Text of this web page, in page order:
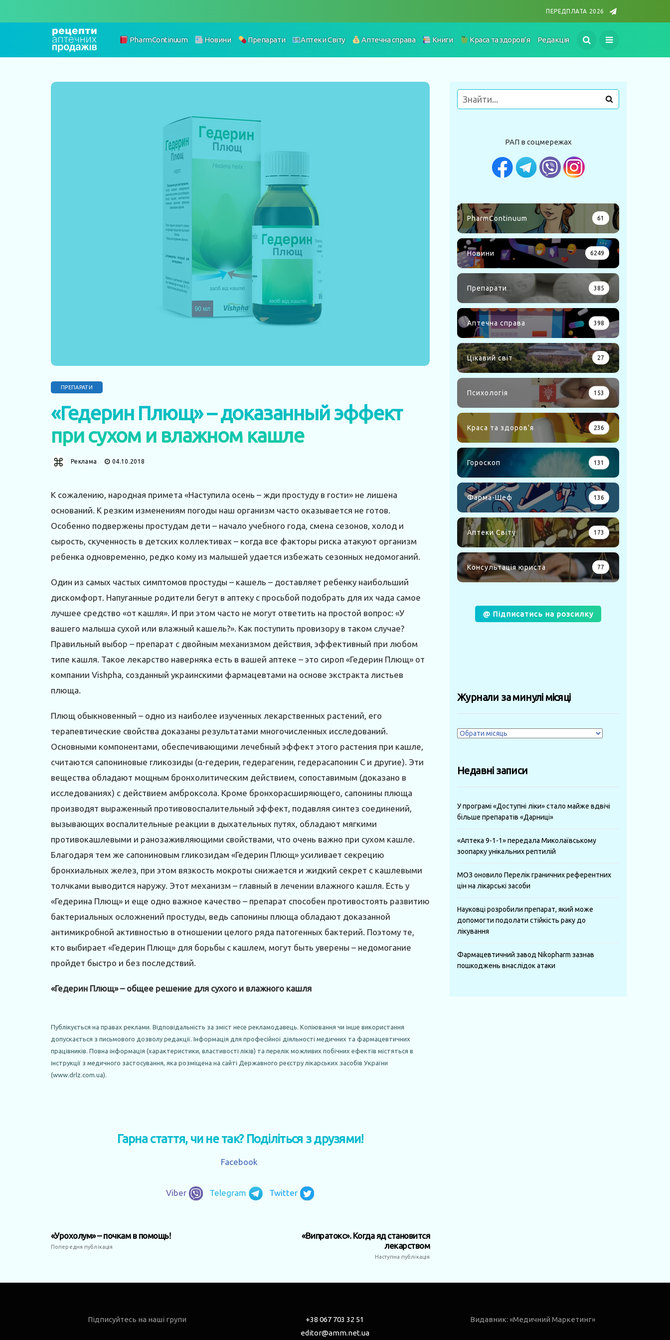
ПЕРЕДПЛАТА 2026
PharmContinuum Новини Препарати Аптеки Світу Аптечна справа Книги Краса та здоров’я Редакція
ПРЕПАРАТИ
«Гедерин Плющ» – доказанный эффект
при сухом и влажном кашле
Реклама 04.10.2018
К сожалению, народная примета «Наступила осень – жди простуду в гости» не лишена
оснований. К резким изменениям погоды наш организм часто оказывается не готов.
Особенно подвержены простудам дети – начало учебного года, смена сезонов, холод и
сырость, скученность в детских коллективах – когда все факторы риска атакуют организм
ребенка одновременно, редко кому из малышей удается избежать сезонных недомоганий.
Один из самых частых симптомов простуды – кашель – доставляет ребенку наибольший
дискомфорт. Напуганные родители бегут в аптеку с просьбой подобрать для их чада самое
лучшее средство «от кашля». И при этом часто не могут ответить на простой вопрос: «У
вашего малыша сухой или влажный кашель?». Как поступить провизору в таком случае?
Правильный выбор – препарат с двойным механизмом действия, эффективный при любом
типе кашля. Такое лекарство наверняка есть в вашей аптеке – это сироп «Гедерин Плющ» от
компании Vishpha, созданный украинскими фармацевтами на основе экстракта листьев
плюща.
Плющ обыкновенный – одно из наиболее изученных лекарственных растений, его
терапевтические свойства доказаны результатами многочисленных исследований.
Основными компонентами, обеспечивающими лечебный эффект этого растения при кашле,
считаются сапониновые гликозиды (α-гедерин, гедерагенин, гедерасапонин С и другие). Эти
вещества обладают мощным бронхолитическим действием, сопоставимым (доказано в
исследованиях) с действием амброксола. Кроме бронхорасширяющего, сапонины плюща
производят выраженный противовоспалительный эффект, подавляя синтез соединений,
вызывающих воспалительные реакции в дыхательных путях, обладают мягкими
противокашлевыми и ранозаживляющими свойствами, что очень важно при сухом кашле.
Благодаря тем же сапониновым гликозидам «Гедерин Плющ» усиливает секрецию
бронхиальных желез, при этом вязкость мокроты снижается и жидкий секрет с кашлевыми
толчками выводится наружу. Этот механизм – главный в лечении влажного кашля. Есть у
«Гедерина Плющ» и еще одно важное качество – препарат способен противостоять развитию
бактериальных осложнений простуды, ведь сапонины плюща обладают доказанной
антимикробной активностью в отношении целого ряда патогенных бактерий. Поэтому те,
кто выбирает «Гедерин Плющ» для борьбы с кашлем, могут быть уверены – недомогание
пройдет быстро и без последствий.
«Гедерин Плющ» – общее решение для сухого и влажного кашля
Публікується на правах реклами. Відповідальність за зміст несе рекламодавець. Копіювання чи інше використання
допускається з письмового дозволу редакції. Інформація для професійної діяльності медичних та фармацевтичних
працівників. Повна інформація (характеристики, властивості ліків) та перелік можливих побічних ефектів містяться в
інструкції з медичного застосування, яка розміщена на сайті Державного реєстру лікарських засобів України
(www.drlz.com.ua).
Гарна стаття, чи не так? Поділіться з друзями!
Facebook
Viber Telegram Twitter
«Урохолум» – почкам в помощь!
Попередня публікація
«Випратокс». Когда яд становится
лекарством
Наступна публікація
РАП в соцмережах
PharmContinuum 61
Новини 6249
Препарати 385
Аптечна справа 398
Цікавий світ 27
Психологія 153
Краса та здоров'я 236
Гороскоп 131
Фарма-Шеф 136
Аптеки Світу 173
Консультація юриста 77
@ Підписатись на розсилку
Журнали за минулі місяці
Журнали
місяці
Недавні записи
У програмі «Доступні ліки» стало майже вдвічі
більше препаратів «Дарниці»
«Аптека 9-1-1» передала Миколаївському
зоопарку унікальних рептилій
МОЗ оновило Перелік граничних референтних
цін на лікарські засоби
Науковці розробили препарат, який може
допомогти подолати стійкість раку до
лікування
Фармацевтичний завод Nikopharm зазнав
пошкоджень внаслідок атаки
Підписуйтесь на наші групи
+38 067 703 32 51
editor@amm.net.ua
Видавник: «Медичний Маркетинг»